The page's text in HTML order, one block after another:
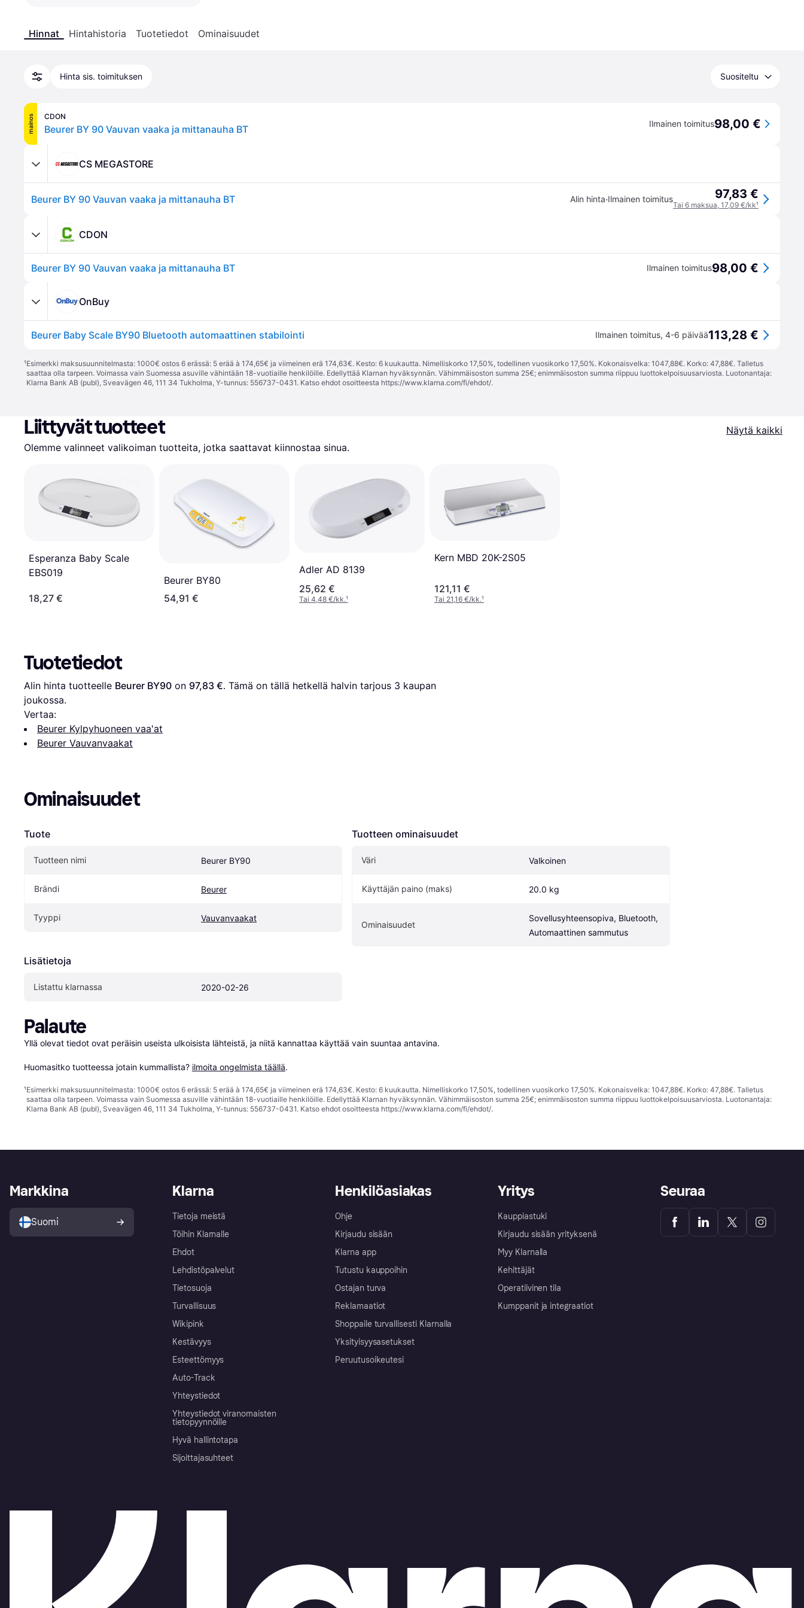
Hinnat Hintahistoria Tuotetiedot Ominaisuudet
Hinta sis. toimituksen Suositeltu
mainos CDON
Beurer BY 90 Vauvan vaaka ja mittanauha BT Ilmainen toimitus98,00 €
CS MEGASTORE
Beurer BY 90 Vauvan vaaka ja mittanauha BT Alin hinta·Ilmainen toimitus 97,83 €
Tai 6 maksua, 17,09 €/kk¹
CDON
Beurer BY 90 Vauvan vaaka ja mittanauha BT Ilmainen toimitus98,00 €
OnBuy
Beurer Baby Scale BY90 Bluetooth automaattinen stabilointi Ilmainen toimitus, 4-6 päivää113,28 €
¹Esimerkki maksusuunnitelmasta: 1000€ ostos 6 erässä: 5 erää à 174,65€ ja viimeinen erä 174,63€. Kesto: 6 kuukautta. Nimelliskorko 17,50%, todellinen vuosikorko 17,50%. Kokonaisvelka: 1047,88€. Korko: 47,88€. Talletus
saattaa olla tarpeen. Voimassa vain Suomessa asuville vähintään 18-vuotiaille henkilöille. Edellyttää Klarnan hyväksynnän. Vähimmäisoston summa 25€; enimmäisoston summa riippuu luottokelpoisuusarviosta. Luotonantaja:
Klarna Bank AB (publ), Sveavägen 46, 111 34 Tukholma, Y-tunnus: 556737-0431. Katso ehdot osoitteesta https://www.klarna.com/fi/ehdot/.
Liittyvät tuotteet
Näytä kaikki
Olemme valinneet valikoiman tuotteita, jotka saattavat kiinnostaa sinua.
Esperanza Baby Scale
EBS019
18,27 €
Beurer BY80
54,91 €
Adler AD 8139
25,62 €
Tai 4,48 €/kk.¹
Kern MBD 20K-2S05
121,11 €
Tai 21,16 €/kk.¹
Tuotetiedot
Alin hinta tuotteelle Beurer BY90 on 97,83 €. Tämä on tällä hetkellä halvin tarjous 3 kaupan
joukossa.
Vertaa:
Beurer Kylpyhuoneen vaa'at
Beurer Vauvanvaakat
Ominaisuudet
Tuote
Tuotteen nimi Beurer BY90
Brändi Beurer
Tyyppi Vauvanvaakat
Lisätietoja
Listattu klarnassa 2020-02-26
Tuotteen ominaisuudet
Väri Valkoinen
Käyttäjän paino (maks) 20.0 kg
Ominaisuudet
Sovellusyhteensopiva, Bluetooth,
Automaattinen sammutus
Palaute
Yllä olevat tiedot ovat peräisin useista ulkoisista lähteistä, ja niitä kannattaa käyttää vain suuntaa antavina.
Huomasitko tuotteessa jotain kummallista? ilmoita ongelmista täällä.
¹Esimerkki maksusuunnitelmasta: 1000€ ostos 6 erässä: 5 erää à 174,65€ ja viimeinen erä 174,63€. Kesto: 6 kuukautta. Nimelliskorko 17,50%, todellinen vuosikorko 17,50%. Kokonaisvelka: 1047,88€. Korko: 47,88€. Talletus
saattaa olla tarpeen. Voimassa vain Suomessa asuville vähintään 18-vuotiaille henkilöille. Edellyttää Klarnan hyväksynnän. Vähimmäisoston summa 25€; enimmäisoston summa riippuu luottokelpoisuusarviosta. Luotonantaja:
Klarna Bank AB (publ), Sveavägen 46, 111 34 Tukholma, Y-tunnus: 556737-0431. Katso ehdot osoitteesta https://www.klarna.com/fi/ehdot/.
Klarna
Tietoja meistä
Töihin Klarnalle
Ehdot
Lehdistöpalvelut
Tietosuoja
Turvallisuus
Wikipink
Kestävyys
Esteettömyys
Auto-Track
Yhteystiedot
Yhteystiedot viranomaisten
tietopyynnöille
Hyvä hallintotapa
Sijoittajasuhteet
Henkilöasiakas
Ohje
Kirjaudu sisään
Klarna app
Tutustu kauppoihin
Ostajan turva
Reklamaatiot
Shoppaile turvallisesti Klarnalla
Yksityisyysasetukset
Peruutusoikeutesi
Yritys
Kauppiastuki
Kirjaudu sisään yrityksenä
Myy Klarnalla
Kehittäjät
Operatiivinen tila
Kumppanit ja integraatiot
Markkina
Suomi
Seuraa